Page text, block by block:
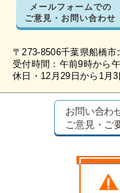
メールフォームでの
ご意見・お問い合わせ
〒273-8506千葉県船橋市
受付時間：午前9時から
休日・12月29日から1月3
お問い合わ
ご意見・ご